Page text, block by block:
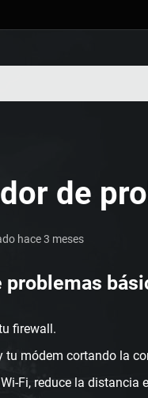
de
hace 3 meses
problemas
firewall.
tu módem cortando la
Fi, reduce la distancia